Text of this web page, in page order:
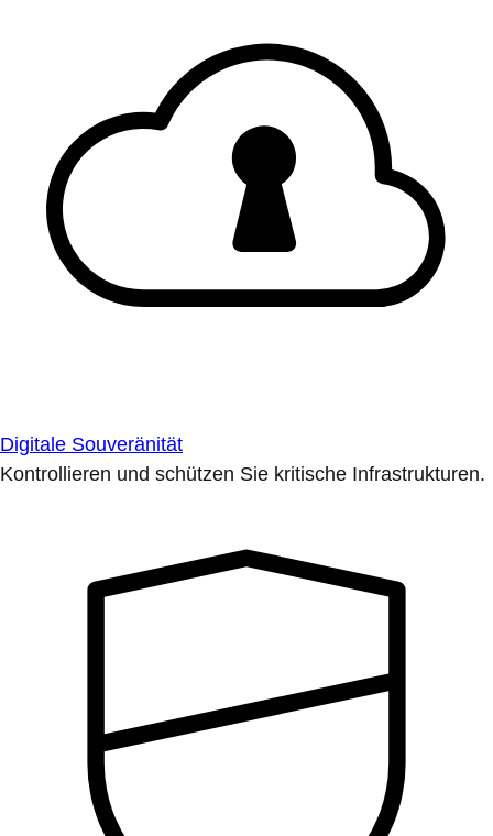
Digitale Souveränität
Kontrollieren und schützen Sie kritische Infrastrukturen.